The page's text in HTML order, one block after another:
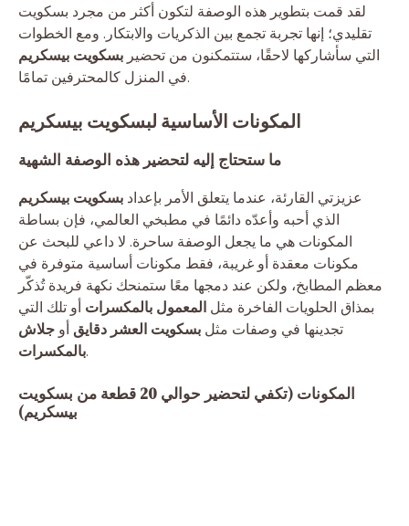
لقد قمت بتطوير هذه الوصفة لتكون أكثر من مجرد بسكويت
تقليدي؛ إنها تجربة تجمع بين الذكريات والابتكار. ومع الخطوات
التي سأشاركها لاحقًا، ستتمكنون من تحضير بسكويت بيسكريم
في المنزل كالمحترفين تمامًا.
المكونات الأساسية لبسكويت بيسكريم
ما ستحتاج إليه لتحضير هذه الوصفة الشهية
عزيزتي القارئة، عندما يتعلق الأمر بإعداد بسكويت بيسكريم
الذي أحبه وأعدّه دائمًا في مطبخي العالمي، فإن بساطة
المكونات هي ما يجعل الوصفة ساحرة. لا داعي للبحث عن
مكونات معقدة أو غريبة، فقط مكونات أساسية متوفرة في
معظم المطابخ، ولكن عند دمجها معًا ستمنحك نكهة فريدة تُذكّر
بمذاق الحلويات الفاخرة مثل المعمول بالمكسرات أو تلك التي
تجدينها في وصفات مثل بسكويت العشر دقايق أو جلاش
بالمكسرات.
المكونات (تكفي لتحضير حوالي 20 قطعة من بسكويت
بيسكريم)